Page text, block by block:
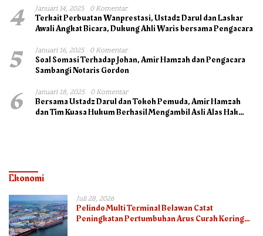
4 Januari 14, 2025 0 Komentar
Terkait Perbuatan Wanprestasi, Ustadz Darul dan Laskar
Awali Angkat Bicara, Dukung Ahli Waris bersama Pengacara
5 Januari 16, 2025 0 Komentar
Soal Somasi Terhadap Johan, Amir Hamzah dan Pengacara
Sambangi Notaris Gordon
6 Januari 18, 2025 0 Komentar
Bersama Ustadz Darul dan Tokoh Pemuda, Amir Hamzah
dan Tim Kuasa Hukum Berhasil Mengambil Asli Alas Hak
Ekonomi
Juli 28, 2026
Pelindo Multi Terminal Belawan Catat
Peningkatan Pertumbuhan Arus Curah Kering